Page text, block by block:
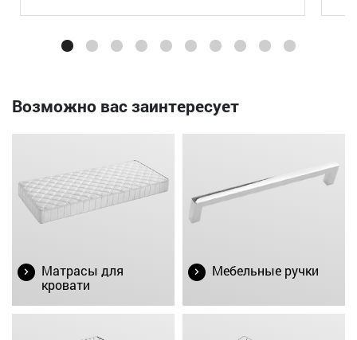
Возможно вас заинтересует
Матрасы для
кровати
Мебельные ручки